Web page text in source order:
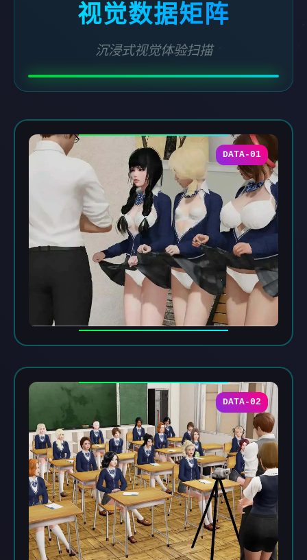
视觉数据矩阵
沉浸式视觉体验扫描
DATA-01
DATA-02